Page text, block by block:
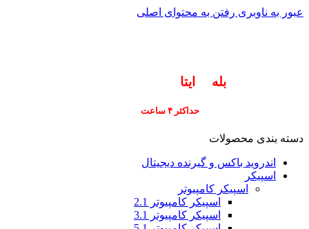
عبور به ناوبری رفتن به محتوای اصلی
بله ایتا
حداکثر ۴ ساعت
دسته بندی محصولات
اندروید باکس و گیرنده دیجیتال
اسپیکر
اسپیکر کامپیوتر
اسپیکر کامپیوتر 2.1
اسپیکر کامپیوتر 3.1